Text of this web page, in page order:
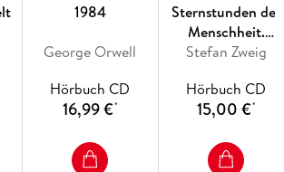
der Beauftragten der Bundesregierung für
ist ein grandioser Vorleser der zeitlosen
Seine warme, alles umfassende
prädestiniert für Moglis Abenteuer und
Dschungel Indiens.
1984
George Orwell
Hörbuch CD
16,99 €*
Sternstunden der
Menschheit.
Vierzehn
Stefan Zweig
Hörbuch CD
15,00 €*